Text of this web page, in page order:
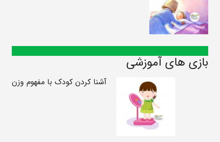
بازی های آموزشی
آشنا کردن کودک با مفهوم وزن